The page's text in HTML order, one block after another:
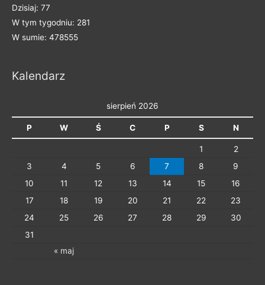
Dzisiaj: 77
W tym tygodniu: 281
W sumie: 478555
Kalendarz
sierpień 2026
P W Ś C P S N
« maj
1
2
3
4 5 6 7 8
9
10
11 12 13 14 15
16
17
18 19 20 21 22
23
24
25 26 27 28 29
30
31